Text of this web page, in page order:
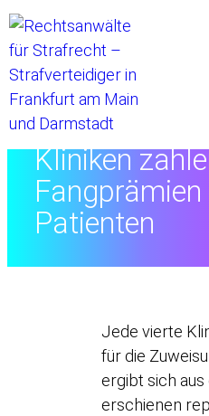
Kliniken
Patienten
Jede vierte
für die
ergibt sich
erschienen